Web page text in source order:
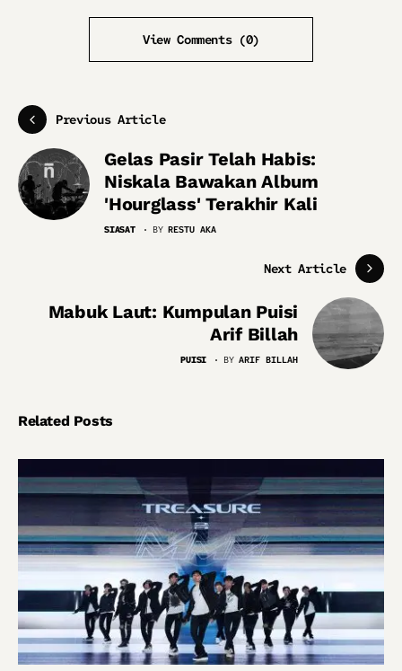
View Comments (0)
Previous Article
Gelas Pasir Telah Habis:
Niskala Bawakan Album
'Hourglass' Terakhir Kali
SIASAT BY RESTU AKA
Next Article
Mabuk Laut: Kumpulan Puisi
Arif Billah
PUISI BY ARIF BILLAH
Related Posts